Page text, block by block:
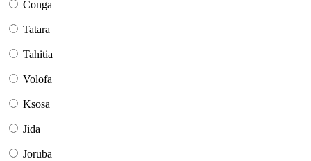
Conga
Tatara
Tahitia
Volofa
Ksosa
Jida
Joruba